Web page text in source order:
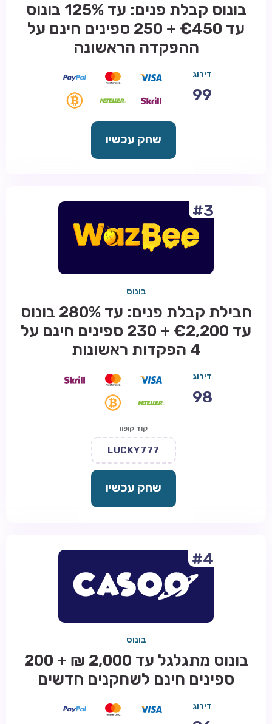
בונוס קבלת פנים: עד 125% בונוס
עד €450 + 250 ספינים חינם על
ההפקדה הראשונה
דירוג
99
שחק עכשיו
#3
בונוס
חבילת קבלת פנים: עד 280% בונוס
עד €2,200 + 230 ספינים חינם על
4 הפקדות ראשונות
דירוג
98
קוד קופון
LUCKY777
שחק עכשיו
#4
בונוס
בונוס מתגלגל עד 2,000 ₪ + 200
ספינים חינם לשחקנים חדשים
דירוג